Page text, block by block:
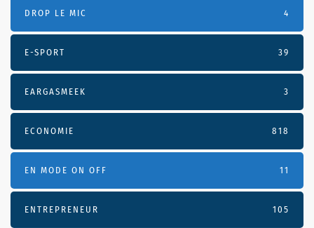
DROP LE MIC 4
E-SPORT 39
EARGASMEEK 3
ECONOMIE 818
EN MODE ON OFF 11
ENTREPRENEUR 105